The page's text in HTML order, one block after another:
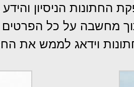
החתונות הניסיון
מחשבה על כל
וידאג לממש